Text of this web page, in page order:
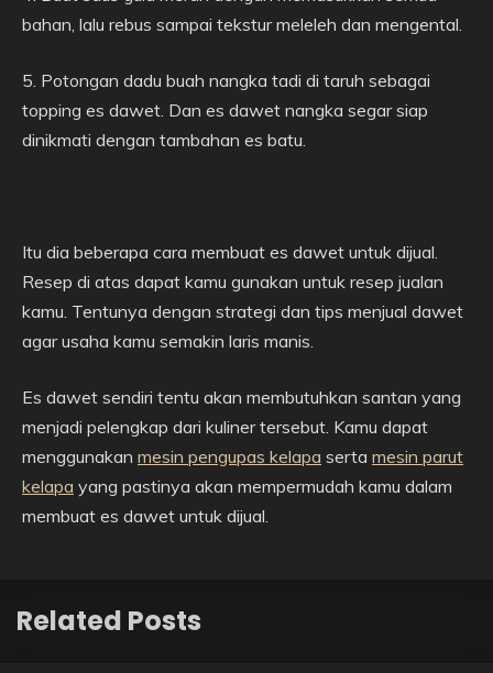
bahan, lalu rebus sampai tekstur meleleh dan mengental.
5. Potongan dadu buah nangka tadi di taruh sebagai
topping es dawet. Dan es dawet nangka segar siap
dinikmati dengan tambahan es batu.
Itu dia beberapa cara membuat es dawet untuk dijual.
Resep di atas dapat kamu gunakan untuk resep jualan
kamu. Tentunya dengan strategi dan tips menjual dawet
agar usaha kamu semakin laris manis.
Es dawet sendiri tentu akan membutuhkan santan yang
menjadi pelengkap dari kuliner tersebut. Kamu dapat
menggunakan mesin pengupas kelapa serta mesin parut
kelapa yang pastinya akan mempermudah kamu dalam
membuat es dawet untuk dijual.
Related Posts